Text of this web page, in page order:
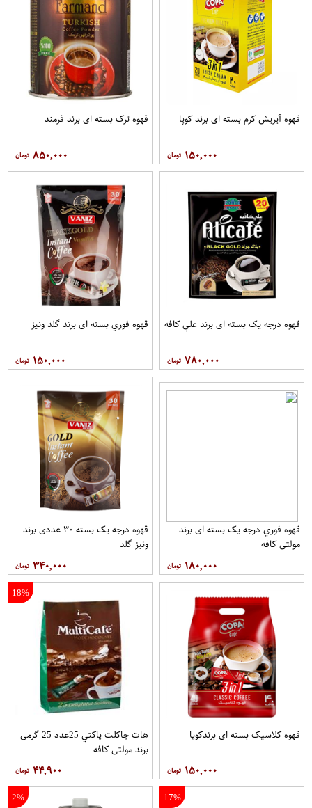
قهوه آيريش کرم بسته ای برند کوپا
۱۵۰,۰۰۰
قهوه ترک بسته ای برند فرمند
۸۵۰,۰۰۰
قهوه درجه یک بسته ای برند علي کافه
۷۸۰,۰۰۰
قهوه فوري بسته ای برند گلد ونيز
۱۵۰,۰۰۰
قهوه فوري درجه یک بسته ای برند
مولتي کافه
۱۸۰,۰۰۰
قهوه درجه یک بسته ۳۰ عددی برند
ونيز گلد
۳۴۰,۰۰۰
قهوه کلاسيک بسته ای برندکوپا
۱۵۰,۰۰۰
18%
هات چاکلت پاکتي 25عدد 25 گرمی
برند مولتي کافه
۴۴,۹۰۰
17%
2%